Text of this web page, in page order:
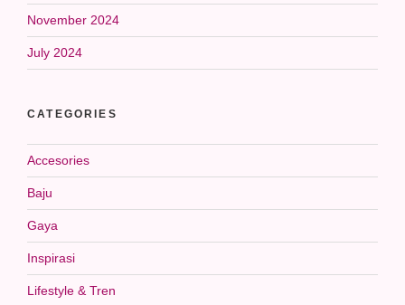
November 2024
July 2024
CATEGORIES
Accesories
Baju
Gaya
Inspirasi
Lifestyle & Tren